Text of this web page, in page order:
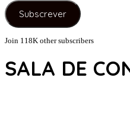
e-
mail
Subscrever
Join 118K other subscribers
SALA DE